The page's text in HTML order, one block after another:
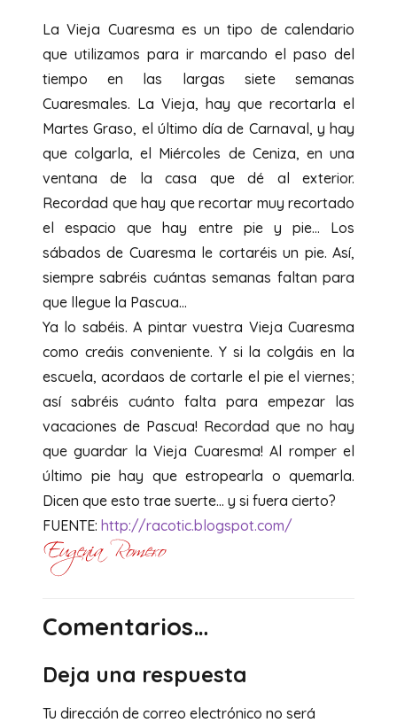
La Vieja Cuaresma es un tipo de calendario
que utilizamos para ir marcando el paso del
tiempo en las largas siete semanas
Cuaresmales. La Vieja, hay que recortarla el
Martes Graso, el último día de Carnaval, y hay
que colgarla, el Miércoles de Ceniza, en una
ventana de la casa que dé al exterior.
Recordad que hay que recortar muy recortado
el espacio que hay entre pie y pie… Los
sábados de Cuaresma le cortaréis un pie. Así,
siempre sabréis cuántas semanas faltan para
que llegue la Pascua…
Ya lo sabéis. A pintar vuestra Vieja Cuaresma
como creáis conveniente. Y si la colgáis en la
escuela, acordaos de cortarle el pie el viernes;
así sabréis cuánto falta para empezar las
vacaciones de Pascua! Recordad que no hay
que guardar la Vieja Cuaresma! Al romper el
último pie hay que estropearla o quemarla.
Dicen que esto trae suerte… y si fuera cierto?
FUENTE: http://racotic.blogspot.com/
Comentarios…
Deja una respuesta
Tu dirección de correo electrónico no será